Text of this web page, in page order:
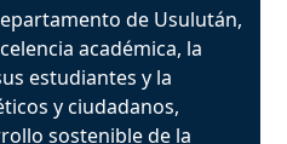
de Usulután,
académica, la
estudiantes y la
y ciudadanos,
sostenible de la